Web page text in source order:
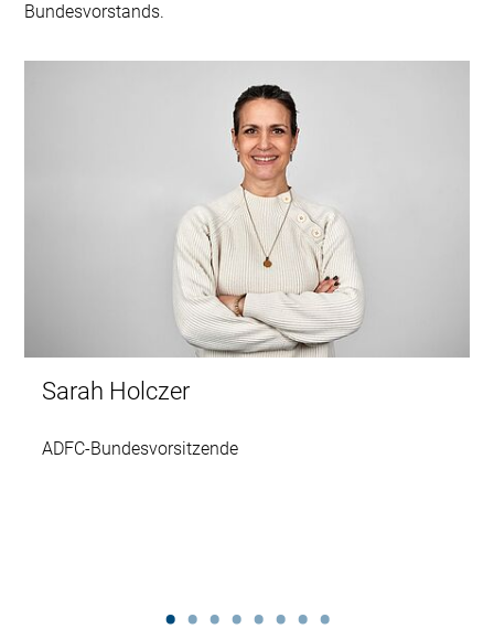
Bundesvorstands.
Sarah Holczer
ADFC-Bundesvorsitzende